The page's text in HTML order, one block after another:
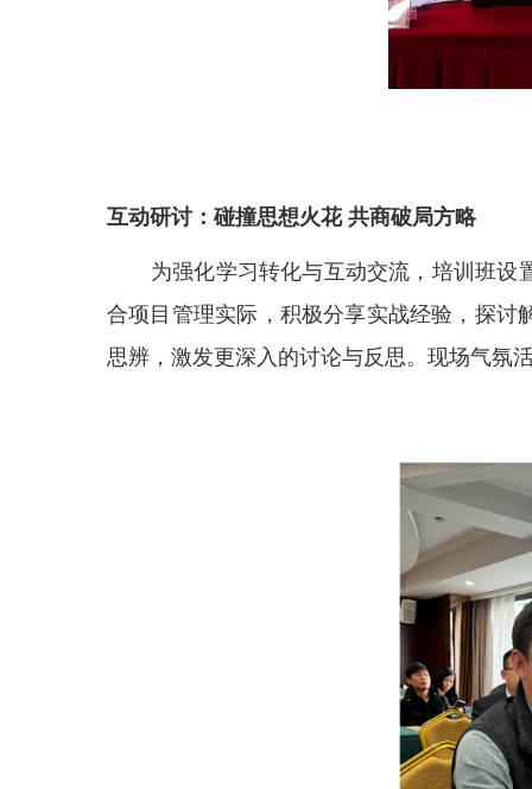
互动研讨：碰撞思想火花 共商破局方略
为强化学习转化与互动交流，培训班设
合项目管理实际，积极分享实战经验，探讨
思辨，激发更深入的讨论与反思。现场气氛